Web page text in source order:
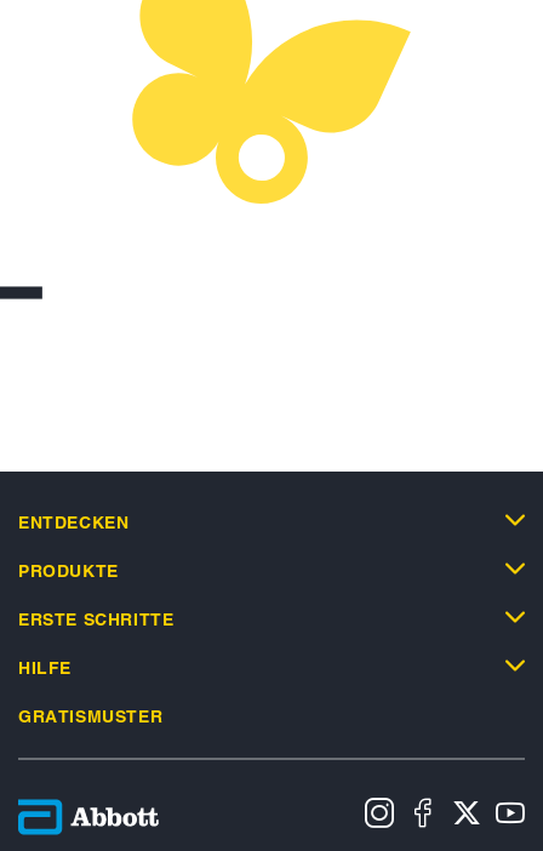
ENTDECKEN
PRODUKTE
ERSTE SCHRITTE
HILFE
GRATISMUSTER